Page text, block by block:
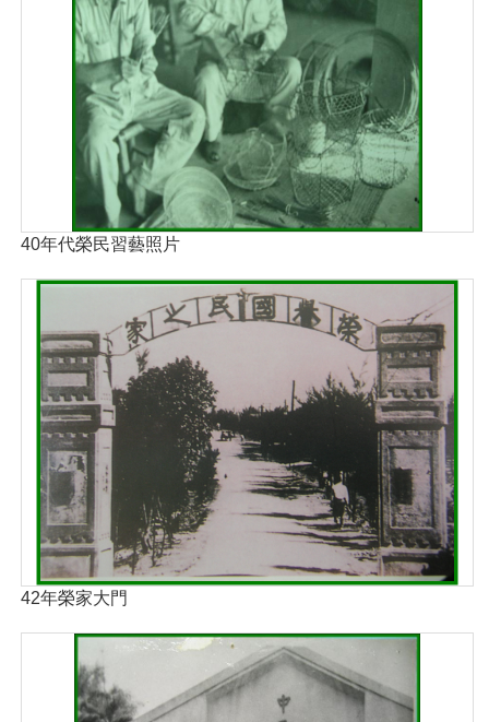
40年代榮民習藝照片
42年榮家大門